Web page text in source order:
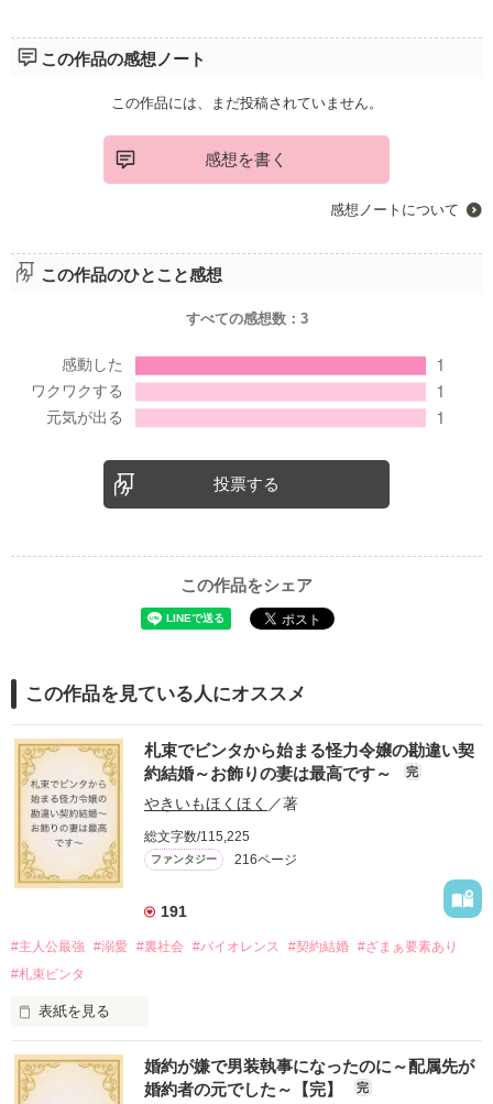
この作品の感想ノート
この作品には、まだ投稿されていません。
感想を書く
感想ノートについて
この作品のひとこと感想
すべての感想数： 3
投票する
この作品をシェア
この作品を見ている人にオススメ
札束でビンタから始まる怪力令嬢の勘違い契
約結婚～お飾りの妻は最高です～
完
やきいもほくほく ／著
総文字数/115,225
ファンタジー 216ページ
191
#主人公最強 #溺愛 #裏社会 #バイオレンス #契約結婚 #ざまぁ要素あり
#札束ビンタ
表紙を見る
かつては英雄と呼ばれた父は事業で失敗ばかり。
そのせいで極貧生活を送るオリヴィア・ディルムーンは、母が
倒れたことをきっかけに娼婦になり稼ごうと屋敷を飛び出し
婚約が嫌で男装執事になったのに～配属先が
婚約者の元でした～【完】
完